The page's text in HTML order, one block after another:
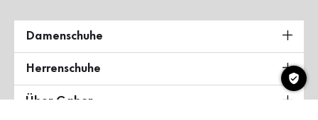
Damenschuhe
Herrenschuhe
Über Gabor